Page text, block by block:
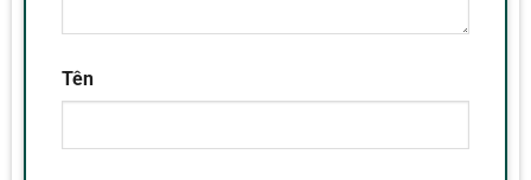
Tên